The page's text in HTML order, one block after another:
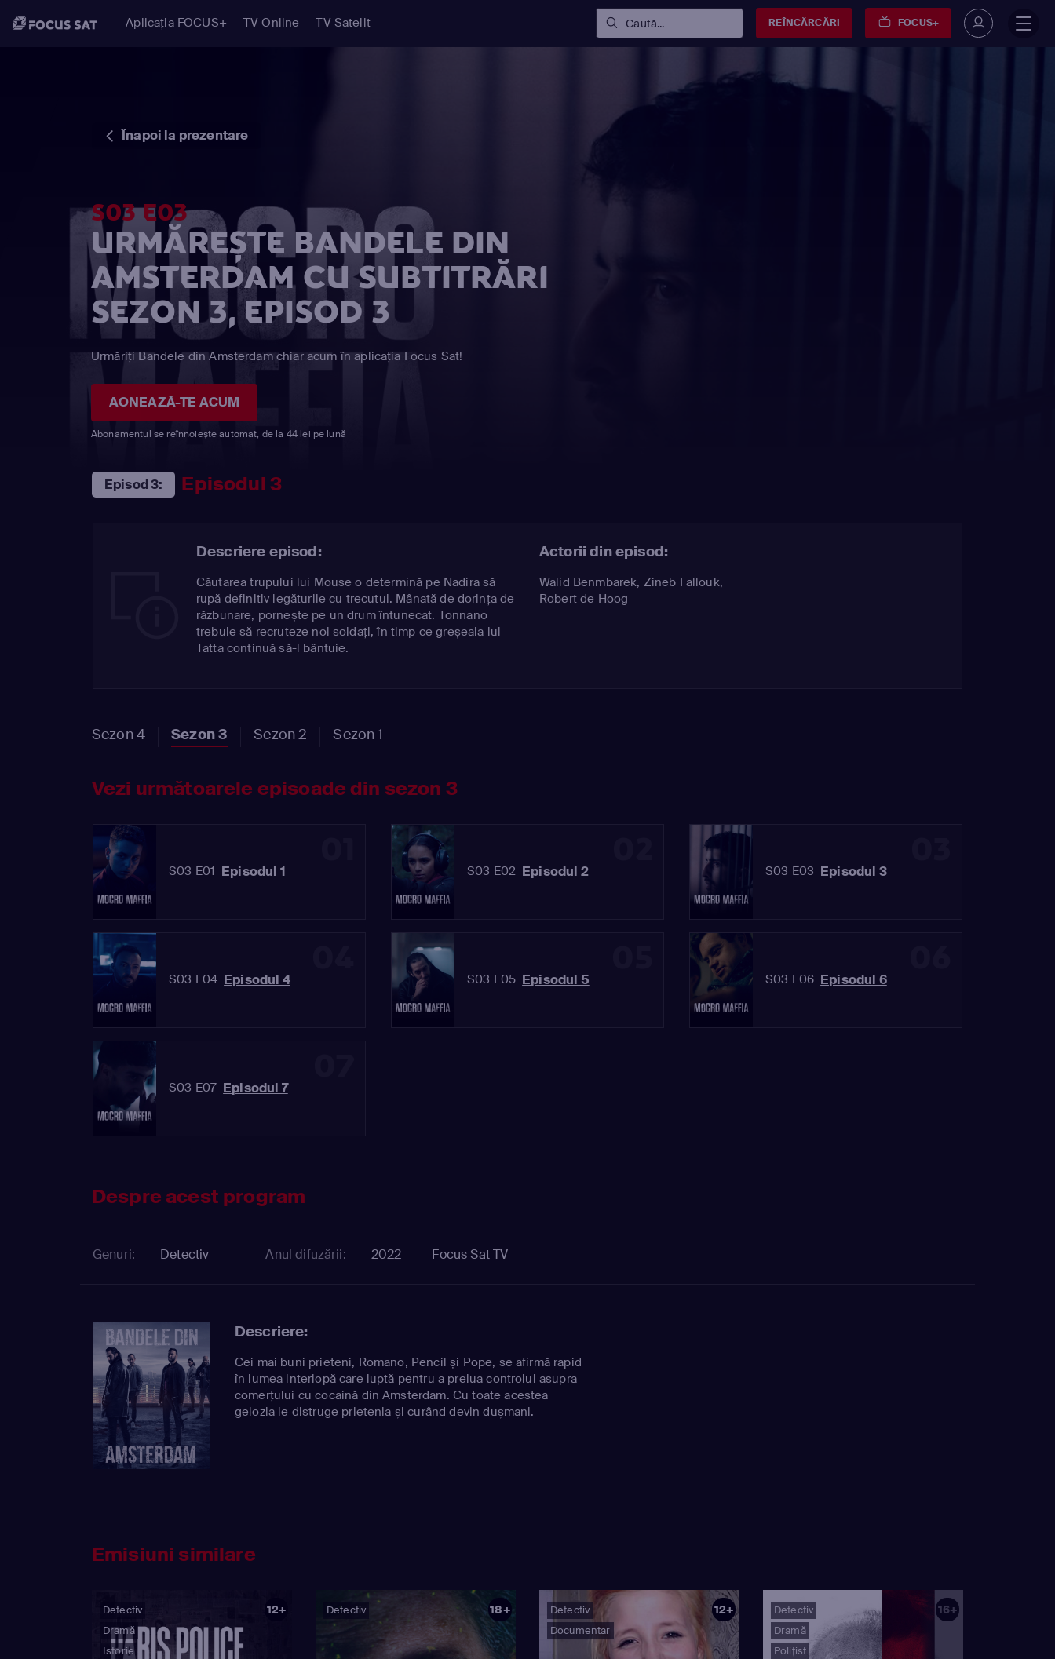
Aplicația FOCUS+ TV Online TV Satelit Caută... REÎNCĂRCĂRI FOCUS+
Înapoi la prezentare
S03 E03
URMĂREȘTE BANDELE DIN
AMSTERDAM CU SUBTITRĂRI
SEZON 3, EPISOD 3
Urmăriți Bandele din Amsterdam chiar acum în aplicația Focus Sat!
AONEAZĂ-TE ACUM
Abonamentul se reînnoiește automat, de la 44 lei pe lună
Episod 3: Episodul 3
Descriere episod:
Căutarea trupului lui Mouse o determină pe Nadira să
rupă definitiv legăturile cu trecutul. Mânată de dorința de
răzbunare, pornește pe un drum întunecat. Tonnano
trebuie să recruteze noi soldați, în timp ce greșeala lui
Tatta continuă să-l bântuie.
Actorii din episod:
Walid Benmbarek, Zineb Fallouk,
Robert de Hoog
Sezon 4 Sezon 3 Sezon 2 Sezon 1
Vezi următoarele episoade din sezon 3
S03 E01 Episodul 1 S03 E02 Episodul 2 S03 E03 Episodul 3
S03 E04 Episodul 4 S03 E05 Episodul 5 S03 E06 Episodul 6
S03 E07 Episodul 7
Despre acest program
Genuri: Detectiv Anul difuzării: 2022 Focus Sat TV
Descriere:
Cei mai buni prieteni, Romano, Pencil și Pope, se afirmă rapid
în lumea interlopă care luptă pentru a prelua controlul asupra
comerțului cu cocaină din Amsterdam. Cu toate acestea
gelozia le distruge prietenia și curând devin dușmani.
Emisiuni similare
Detectiv
Dramă
Istorie
12+ Detectiv 18+
Detectiv
Documentar
12+
Detectiv
Dramă
Polițist
16+